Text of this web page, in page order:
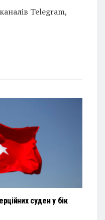
Telegram,
суден у бік